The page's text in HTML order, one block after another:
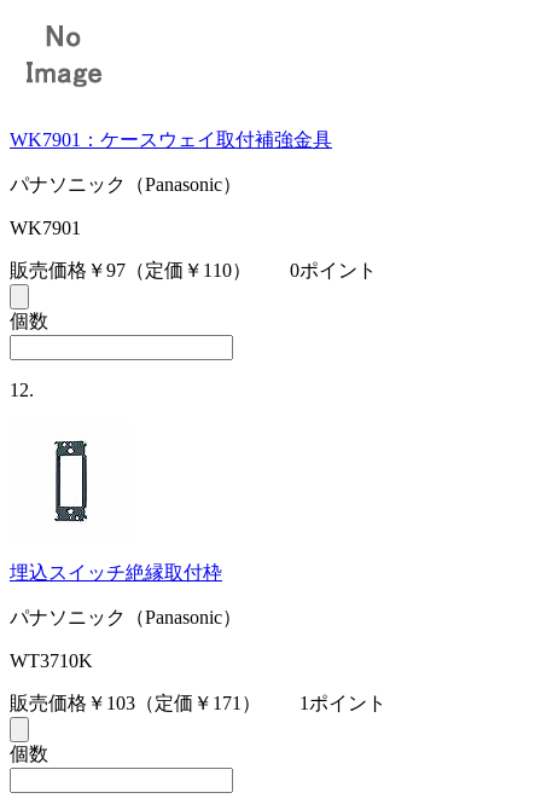
WK7901：ケースウェイ取付補強金具
パナソニック（Panasonic）
WK7901
販売価格￥97 （定価￥110） 0ポイント
個数
12.
埋込スイッチ絶縁取付枠
パナソニック（Panasonic）
WT3710K
販売価格￥103 （定価￥171） 1ポイント
個数